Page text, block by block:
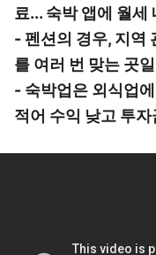
료... 숙박 앱에 월세
- 펜션의 경우, 지역
를 여러 번 맞는 곳
- 숙박업은 외식업
적어 수익 낮고 투자